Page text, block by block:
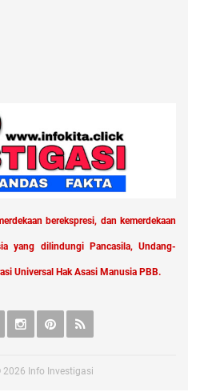
berekspresi, dan kemerdekaan
yang dilindungi Pancasila, Undang-
Universal Hak Asasi Manusia PBB.
2026 Info Investigasi